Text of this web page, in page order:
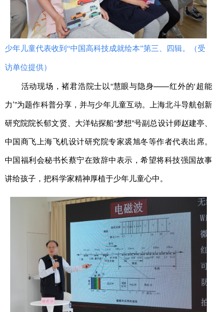
少年儿童代表收到“中国高科技成就绘本”第三、四辑。（受
访单位提供）
活动现场，褚君浩院士以“慧眼与隐身——红外的‘超能
力’”为题作科普分享，并与少年儿童互动。上海北斗导航创新
研究院院长郁文贤、大洋钻探船“梦想”号副总设计师赵建亭、
中国商飞上海飞机设计研究院专家裘旭冬等作者代表出席。
中国福利会秘书长蔡宁在致辞中表示，希望将科技强国故事
讲给孩子，把科学家精神厚植于少年儿童心中。